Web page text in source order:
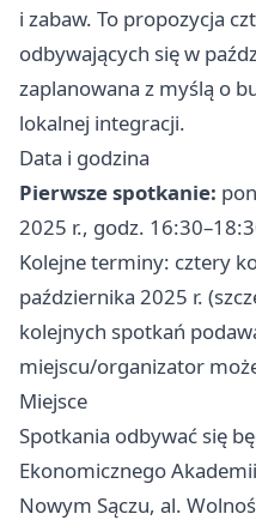
i zabaw. To propozycja
odbywających się w
zaplanowana z myślą o
lokalnej integracji.
Data i godzina
Pierwsze spotkanie:
2025 r., godz.
Kolejne terminy: cztery
października 2025 r.
kolejnych spotkań
miejscu/organizator
Miejsce
Spotkania odbywać się
Ekonomicznego
Nowym Sączu, al.